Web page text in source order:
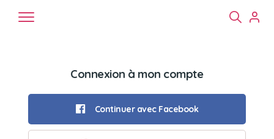
Connexion à mon compte
Continuer avec Facebook